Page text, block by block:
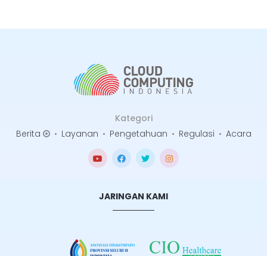
Kategori
Berita
• Layanan • Pengetahuan • Regulasi • Acara
JARINGAN KAMI